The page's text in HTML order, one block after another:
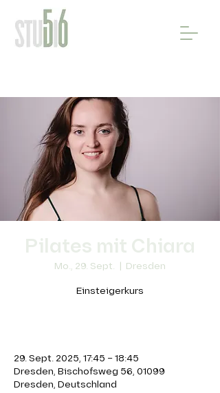
Pilates mit Chiara
Mo., 29. Sept.
  |
Dresden
Einsteigerkurs
29. Sept. 2025, 17:45 – 18:45
Dresden, Bischofsweg 56, 01099
Dresden, Deutschland